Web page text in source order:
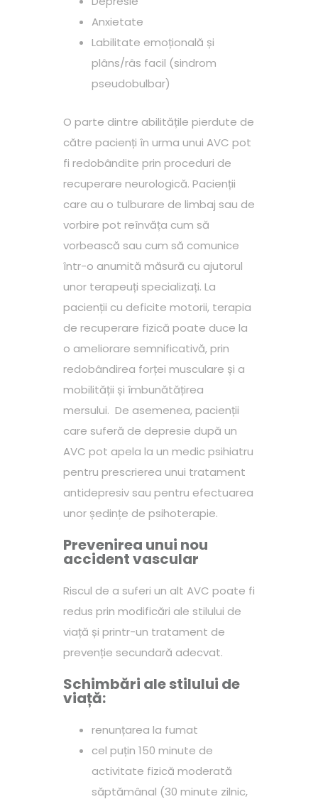
Anxietate
Labilitate emoțională și
plâns/râs facil (sindrom
pseudobulbar)
O parte dintre abilitățile pierdute de
către pacienți în urma unui AVC pot
fi redobândite prin proceduri de
recuperare neurologică. Pacienții
care au o tulburare de limbaj sau de
vorbire pot reînvăța cum să
vorbească sau cum să comunice
într-o anumită măsură cu ajutorul
unor terapeuți specializați. La
pacienții cu deficite motorii, terapia
de recuperare fizică poate duce la
o ameliorare semnificativă, prin
redobândirea forței musculare și a
mobilității și îmbunătățirea
mersului. De asemenea, pacienții
care suferă de depresie după un
AVC pot apela la un medic psihiatru
pentru prescrierea unui tratament
antidepresiv sau pentru efectuarea
unor ședințe de psihoterapie.
Prevenirea unui nou
accident vascular
Riscul de a suferi un alt AVC poate fi
redus prin modificări ale stilului de
viață și printr-un tratament de
prevenție secundară adecvat.
Schimbări ale stilului de
viață:
renunțarea la fumat
cel puțin 150 minute de
activitate fizică moderată
săptămânal (30 minute zilnic,